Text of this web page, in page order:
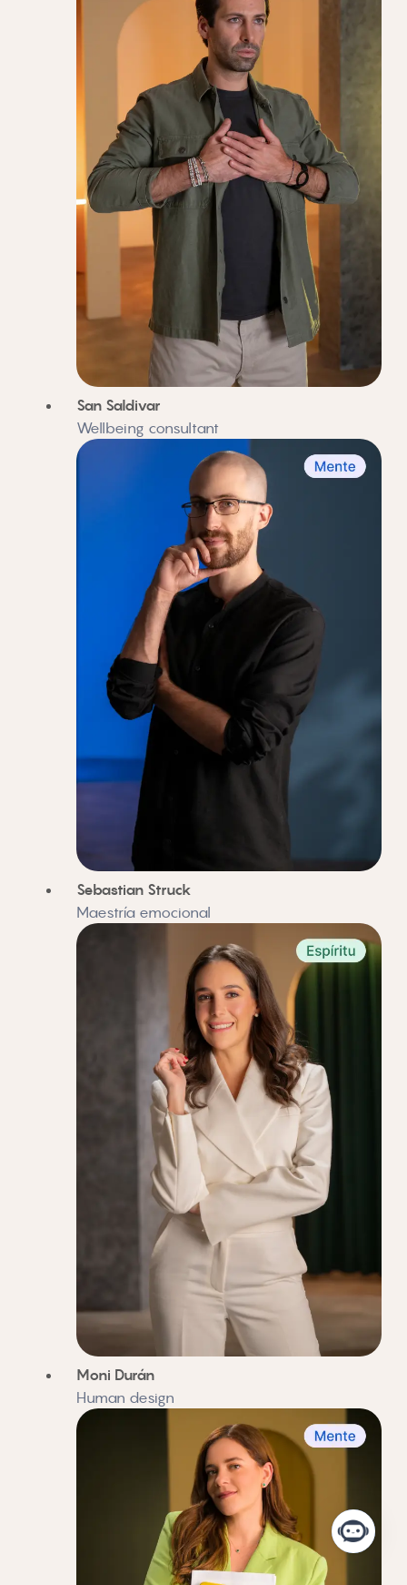
San Saldivar
Wellbeing consultant
Sebastian Struck
Maestría emocional
Moni Durán
Human design